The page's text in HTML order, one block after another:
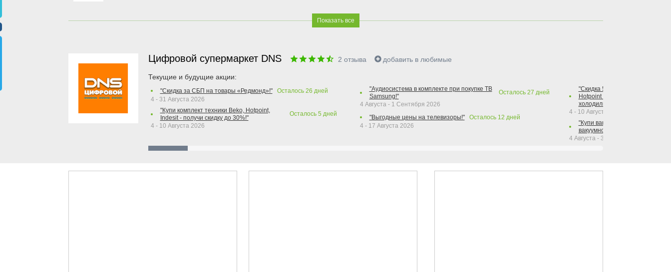
Показать все
Цифровой супермаркет DNS 2 отзыва добавить в любимые
Текущие и будущие акции:
"Скидка за СБП на товары «Редмонд»!" Осталось 26 дней
4 - 31 Августа 2026
"Купи комплект техники Beko, Hotpoint,
Indesit - получи скидку до 30%!"
Осталось 5 дней
4 - 10 Августа 2026
"Аудиосистема в комплекте при покупке ТВ
Samsung!"
Осталось 27 дней
4 Августа - 1 Сентября 2026
"Выгодные цены на телевизоры!"
Осталось 12 дней
4 - 17 Августа 2026
"Скидка 50% на варочную
Hotpoint при покупке духового
холодильника Hotpoint!"
4 - 10 Августа 2026
"Купи вакуумный упаковщик +
вакуумного упаковщика =
4 Августа - 30 Сентября 2026